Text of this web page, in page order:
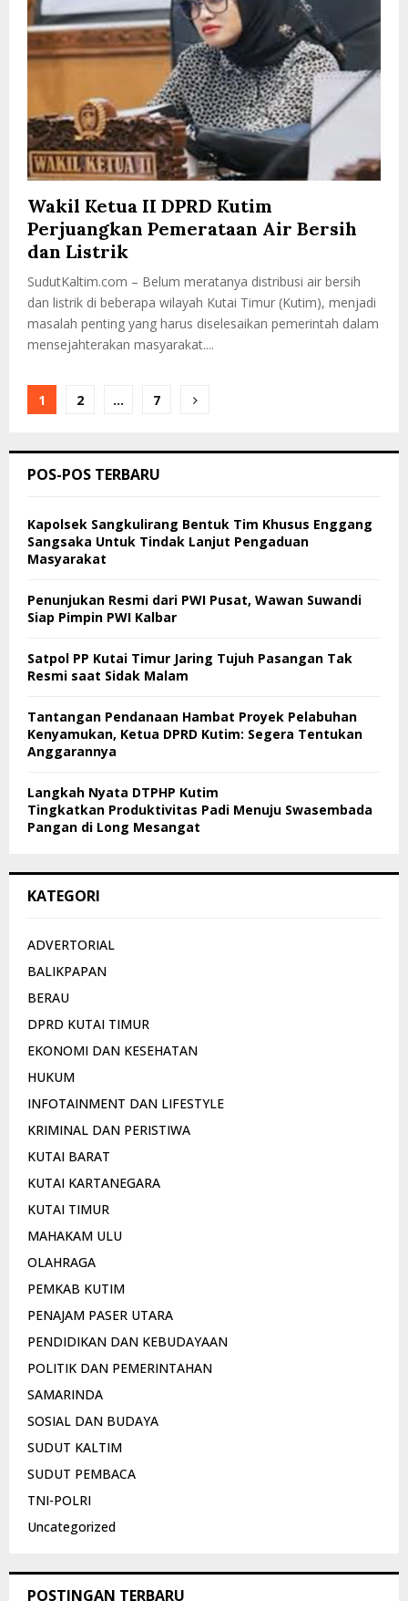
Wakil Ketua II DPRD Kutim
Perjuangkan Pemerataan Air Bersih
dan Listrik
SudutKaltim.com – Belum meratanya distribusi air bersih
dan listrik di beberapa wilayah Kutai Timur (Kutim), menjadi
masalah penting yang harus diselesaikan pemerintah dalam
mensejahterakan masyarakat....
Paginasi
1 2 … 7
POS-POS TERBARU
Kapolsek Sangkulirang Bentuk Tim Khusus Enggang
Sangsaka Untuk Tindak Lanjut Pengaduan
Masyarakat
Penunjukan Resmi dari PWI Pusat, Wawan Suwandi
Siap Pimpin PWI Kalbar
Satpol PP Kutai Timur Jaring Tujuh Pasangan Tak
Resmi saat Sidak Malam
Tantangan Pendanaan Hambat Proyek Pelabuhan
Kenyamukan, Ketua DPRD Kutim: Segera Tentukan
Anggarannya
Langkah Nyata DTPHP Kutim
Tingkatkan Produktivitas Padi Menuju Swasembada
Pangan di Long Mesangat
KATEGORI
ADVERTORIAL
BALIKPAPAN
BERAU
DPRD KUTAI TIMUR
EKONOMI DAN KESEHATAN
HUKUM
INFOTAINMENT DAN LIFESTYLE
KRIMINAL DAN PERISTIWA
KUTAI BARAT
KUTAI KARTANEGARA
KUTAI TIMUR
MAHAKAM ULU
OLAHRAGA
PEMKAB KUTIM
PENAJAM PASER UTARA
PENDIDIKAN DAN KEBUDAYAAN
POLITIK DAN PEMERINTAHAN
SAMARINDA
SOSIAL DAN BUDAYA
SUDUT KALTIM
SUDUT PEMBACA
TNI-POLRI
Uncategorized
POSTINGAN TERBARU